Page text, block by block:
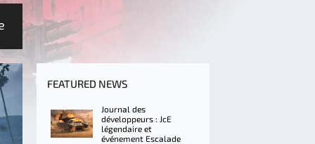
FEATURED NEWS
Journal des
développeurs : JcE
légendaire et
événement Escalade